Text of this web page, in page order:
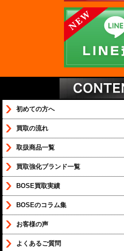
初めての方へ
買取の流れ
取扱商品一覧
買取強化ブランド一覧
BOSE買取実績
BOSEのコラム集
お客様の声
よくあるご質問